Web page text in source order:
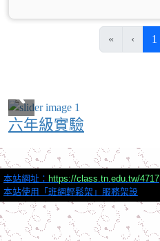
« ‹ 1
六年級實驗
本站網址： https://class.tn.edu.tw/4717
本站使用「班網輕鬆架」服務架設